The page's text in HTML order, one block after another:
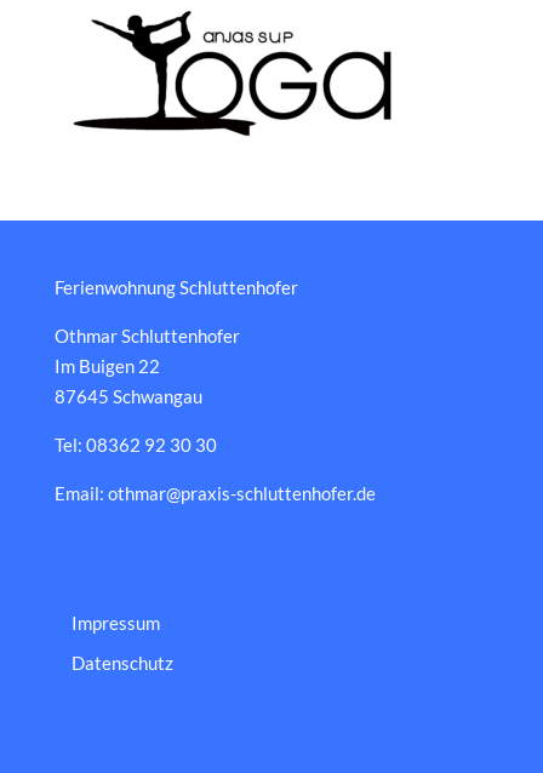
Ferienwohnung Schluttenhofer
Othmar Schluttenhofer
Im Buigen 22
87645 Schwangau
Tel: 08362 92 30 30
Email: othmar@praxis-schluttenhofer.de
Impressum
Datenschutz